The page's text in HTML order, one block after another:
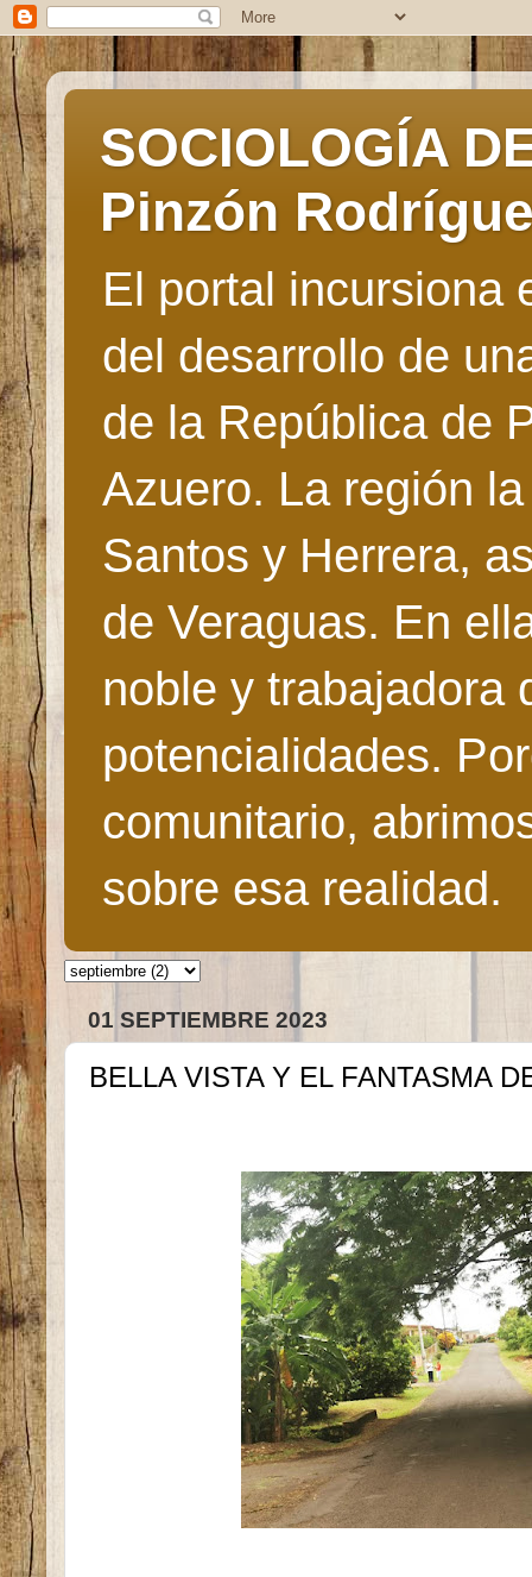
SOCIOLOGÍA
Pinzón
El portal incursiona
del desarrollo de
de la República de
Azuero. La región
Santos y Herrera,
de Veraguas. En
noble y trabajadora
potencialidades.
comunitario,
sobre esa realidad.
01 SEPTIEMBRE 2023
BELLA VISTA Y EL FANTASMA